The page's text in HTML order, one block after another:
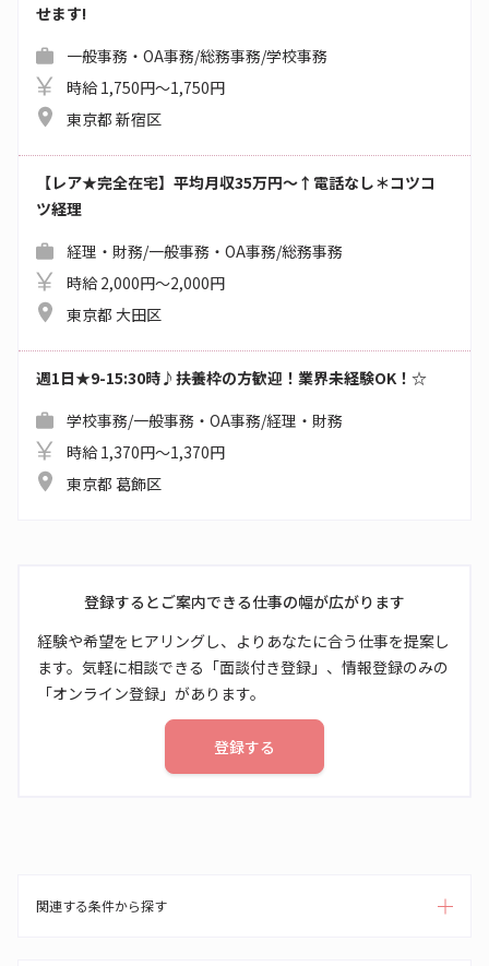
せます!
一般事務・OA事務/総務事務/学校事務
時給 1,750円～1,750円
東京都 新宿区
【レア★完全在宅】平均月収35万円～↑電話なし＊コツコ
ツ経理
経理・財務/一般事務・OA事務/総務事務
時給 2,000円～2,000円
東京都 大田区
週1日★9-15:30時♪扶養枠の方歓迎！業界未経験OK！☆
学校事務/一般事務・OA事務/経理・財務
時給 1,370円～1,370円
東京都 葛飾区
登録するとご案内できる仕事の幅が広がります
経験や希望をヒアリングし、よりあなたに合う仕事を提案し
ます。気軽に相談できる「面談付き登録」、情報登録のみの
「オンライン登録」があります。
登録する
関連する条件から探す